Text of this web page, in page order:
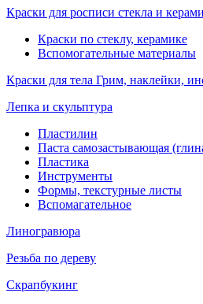
Краски для росписи стекла и
Краски по стеклу, керамике
Вспомогательные материалы
Краски для тела Грим, наклейки,
Лепка и скульптура
Пластилин
Паста самозастывающая
Пластика
Инструменты
Формы, текстурные листы
Вспомагательное
Линогравюра
Резьба по дереву
Скрапбукинг